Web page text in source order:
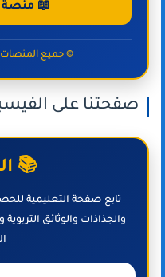
📖 منصة
© جميع المنصات
صفحتنا على
📚
تابع صفحة التعليمية
والجذاذات والوثائق